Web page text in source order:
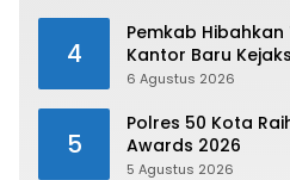
4
Pemkab Hibahkan
Kantor Baru
Kota
6 Agustus 2026
5
Polres 50 Kota
Awards 2026
5 Agustus 2026